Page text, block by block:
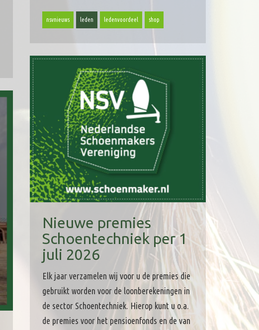
nsvnieuws leden ledenvoordeel shop
Nieuwe premies
Schoentechniek per 1
juli 2026
Elk jaar verzamelen wij voor u de premies die
gebruikt worden voor de loonberekeningen in
de sector Schoentechniek. Hierop kunt u o.a.
de premies voor het pensioenfonds en de van